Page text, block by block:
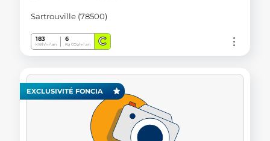
Sartrouville (78500)
183
kWh/m².an
6
Kg CO2/m².an C
EXCLUSIVITÉ FONCIA